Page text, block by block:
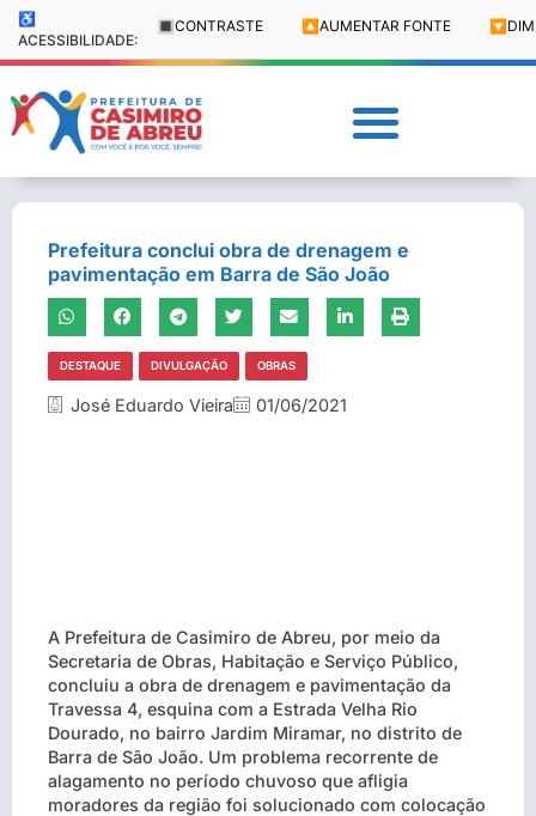
♿
ACESSIBILIDADE:
🔳 CONTRASTE 🔼 AUMENTAR FONTE 🔽
Prefeitura conclui obra de drenagem e
pavimentação em Barra de São João
DESTAQUE DIVULGAÇÃO OBRAS
José Eduardo Vieira 01/06/2021
A Prefeitura de Casimiro de Abreu, por meio da
Secretaria de Obras, Habitação e Serviço Público,
concluiu a obra de drenagem e pavimentação da
Travessa 4, esquina com a Estrada Velha Rio
Dourado, no bairro Jardim Miramar, no distrito de
Barra de São João. Um problema recorrente de
alagamento no período chuvoso que afligia
moradores da região foi solucionado com colocação